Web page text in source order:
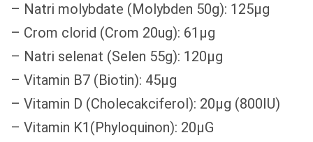
– Natri molybdate (Molybden 50g): 125µg
– Crom clorid (Crom 20ug): 61µg
– Natri selenat (Selen 55g): 120µg
– Vitamin B7 (Biotin): 45µg
– Vitamin D (Cholecakciferol): 20µg (800IU)
– Vitamin K1(Phyloquinon): 20µG